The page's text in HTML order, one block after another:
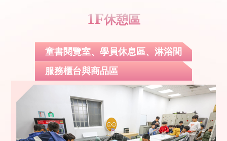
1F休憩區
童書閱覽室、學員休息區、淋浴間
服務櫃台與商品區